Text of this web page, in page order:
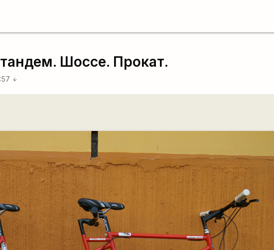
Шоссе. Прокат.
arrow_downward